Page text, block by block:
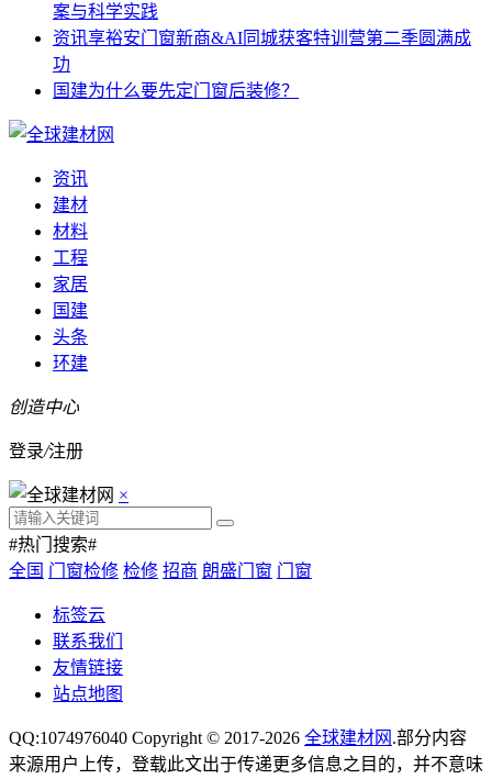
案与科学实践
资讯享裕安门窗新商&AI同城获客特训营第二季圆满成
功
国建为什么要先定门窗后装修？
资讯
建材
材料
工程
家居
国建
头条
环建
创造中心
登录/注册
×
#热门搜索#
全国 门窗检修 检修 招商 朗盛门窗 门窗
标签云
联系我们
友情链接
站点地图
QQ:1074976040 Copyright © 2017-2026 全球建材网 .部分内容
来源用户上传，登载此文出于传递更多信息之目的，并不意味